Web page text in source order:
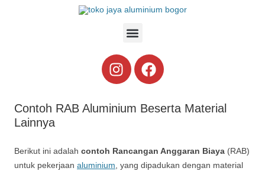
Contoh RAB Aluminium Beserta Material
Lainnya
Berikut ini adalah contoh Rancangan Anggaran Biaya (RAB)
untuk pekerjaan aluminium, yang dipadukan dengan material